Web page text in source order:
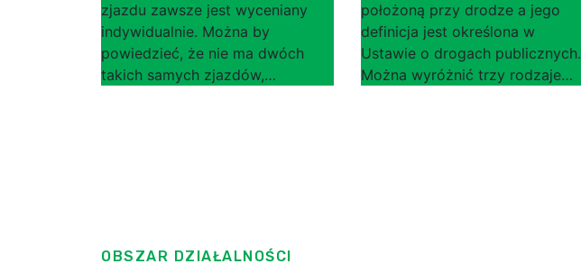
zjazdu zawsze jest wyceniany
indywidualnie. Można by
powiedzieć, że nie ma dwóch
takich samych zjazdów,…
położoną przy drodze a jego
definicja jest określona w
Ustawie o drogach publicznych.
Można wyróżnić trzy rodzaje…
OBSZAR DZIAŁALNOŚCI